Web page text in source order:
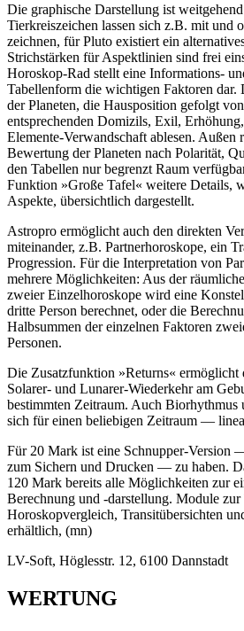
Die graphische Darstellung ist
Tierkreiszeichen lassen sich z.B. mit und
zeichnen, für Pluto existiert ein
Strichstärken für Aspektlinien sind frei
Horoskop-Rad stellt eine Informations-
Tabellenform die wichtigen Faktoren dar.
der Planeten, die Hausposition gefolgt
entsprechenden Domizils, Exil,
Elemente-Verwandschaft ablesen. Außen
Bewertung der Planeten nach Polarität,
den Tabellen nur begrenzt Raum
Funktion »Große Tafel« weitere Details,
Aspekte, übersichtlich dargestellt.
Astropro ermöglicht auch den direkten
miteinander, z.B. Partnerhoroskope, ein
Progression. Für die Interpretation von
mehrere Möglichkeiten: Aus der
zweier Einzelhoroskope wird eine
dritte Person berechnet, oder die
Halbsummen der einzelnen Faktoren
Personen.
Die Zusatzfunktion »Returns« ermöglicht
Solarer- und Lunarer-Wiederkehr am
bestimmten Zeitraum. Auch Biorhythmus
sich für einen beliebigen Zeitraum —
Für 20 Mark ist eine Schnupper-Version
zum Sichern und Drucken — zu haben.
120 Mark bereits alle Möglichkeiten zur
Berechnung und -darstellung. Module
Horoskopvergleich, Transitübersichten
erhältlich, (mn)
LV-Soft, Höglesstr. 12, 6100 Dannstadt
WERTUNG